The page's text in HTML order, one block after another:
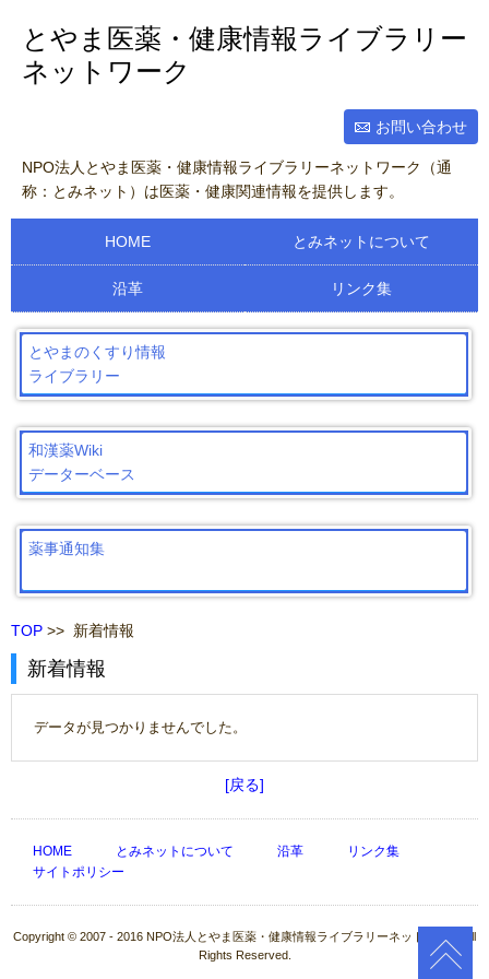
とやま医薬・健康情報ライブラリー
ネットワーク
お問い合わせ
NPO法人とやま医薬・健康情報ライブラリーネットワーク（通
称：とみネット）は医薬・健康関連情報を提供します。
HOME とみネットについて
沿革 リンク集
とやまのくすり情報
ライブラリー
和漢薬Wiki
データーベース
薬事通知集
TOP >> 新着情報
新着情報
データが見つかりませんでした。
[戻る]
HOME とみネットについて 沿革
リンク集
サイトポリシー
Copyright © 2007 - 2016 NPO法人とやま医薬・健康情報ライブラリーネットワーク All
Rights Reserved.